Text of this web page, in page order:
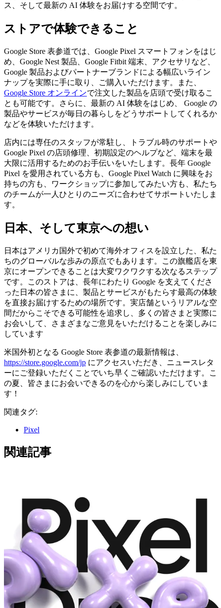
ス、そして最新の AI 体験をお届けする空間です。
ストアで体験できること
Google Store 表参道では、Google Pixel スマートフォンをはじ
め、Google Nest 製品、Google Fitbit 端末、アクセサリなど、
Google 製品およびパートナーブランドによる幅広いライン
ナップを実際に手に取り、ご購入いただけます。また、
Google Store オンラインで注文した製品を店頭で受け取るこ
とも可能です。さらに、最新の AI 体験をはじめ、 Google の
製品やサービスが毎日の暮らしをどうサポートしてくれるか
などを体験いただけます。
店内には専任のスタッフが常駐し、トラブル時のサポートや
Google Pixel の店頭修理、初期設定のヘルプなど、端末を最
大限に活用するためのお手伝いをいたします。長年 Google
Pixel を愛用されている方も、Google Pixel Watch に興味をお
持ちの方も、ワークショップに参加してみたい方も、私たち
のチームが一人ひとりのニーズに合わせてサポートいたしま
す。
日本、そして東京への想い
日本はアメリカ国外で初めて海外オフィスを設立した、私た
ちのグローバルな歩みの原点でもあります。この旗艦店を東
京にオープンできることは大変ワクワクする次なるステップ
です。このストアは、長年にわたり Google を支えてくださ
った日本の皆さまに、製品とサービスがもたらす最高の体験
を直接お届けするための場所です。実店舗というリアルな空
間だからこそできる可能性を追求し、多くの皆さまと実際に
お会いして、さまざまなご意見をいただけることを楽しみに
しています
米国外初となる Google Store 表参道の最新情報は、
https://store.google.com/jp にアクセスいただき、ニュースレタ
ーにご登録いただくことでいち早くご確認いただけます。こ
の夏、皆さまにお会いできるのを心から楽しみにしていま
す！
関連タグ:
Pixel
関連記事